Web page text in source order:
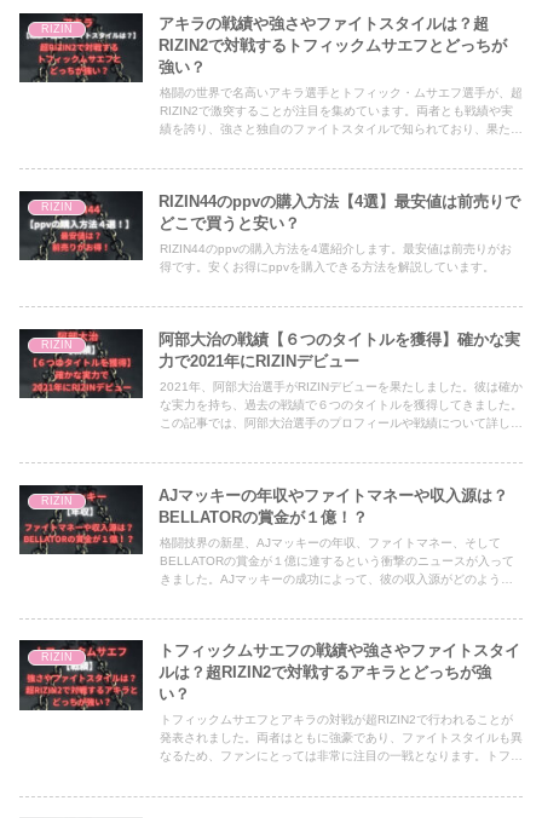
RIZIN
アキラの戦績や強さやファイトスタイルは？超
RIZIN2で対戦するトフィックムサエフとどっちが
強い？
格闘の世界で名高いアキラ選手とトフィック・ムサエフ選手が、超
RIZIN2で激突することが注目を集めています。両者とも戦績や実
績を誇り、強さと独自のファイトスタイルで知られており、果たし
RIZIN
RIZIN44のppvの購入方法【4選】最安値は前売りで
どこで買うと安い？
RIZIN44のppvの購入方法を4選紹介します。最安値は前売りがお
得です。安くお得にppvを購入できる方法を解説しています。
RIZIN
阿部大治の戦績【６つのタイトルを獲得】確かな実
力で2021年にRIZINデビュー
2021年、阿部大治選手がRIZINデビューを果たしました。彼は確か
な実力を持ち、過去の戦績で６つのタイトルを獲得してきました。
この記事では、阿部大治選手のプロフィールや戦績について詳しく
RIZIN
AJマッキーの年収やファイトマネーや収入源は？
BELLATORの賞金が１億！？
格闘技界の新星、AJマッキーの年収、ファイトマネー、そして
BELLATORの賞金が１億に達するという衝撃のニュースが入って
きました。AJマッキーの成功によって、彼の収入源がどのように
界全体にも大きなインパクトを与えるでしょう。本記事では、AJ
マッキーの成功の背後にある要素や彼の達成に至るまでの道のりに
迫りながら、彼の驚異的な収入と賞金について考察していきます。
RIZIN
トフィックムサエフの戦績や強さやファイトスタイ
ルは？超RIZIN2で対戦するアキラとどっちが強
い？
トフィックムサエフとアキラの対戦が超RIZIN2で行われることが
発表されました。両者はともに強豪であり、ファイトスタイルも異
なるため、ファンにとっては非常に注目の一戦となります。トフィ